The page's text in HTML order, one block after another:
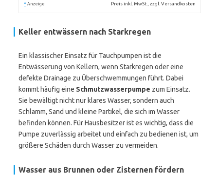
* Anzeige Preis inkl. MwSt., zzgl. Versandkosten
Keller entwässern nach Starkregen
Ein klassischer Einsatz für Tauchpumpen ist die
Entwässerung von Kellern, wenn Starkregen oder eine
defekte Drainage zu Überschwemmungen führt. Dabei
kommt häufig eine Schmutzwasserpumpe zum Einsatz.
Sie bewältigt nicht nur klares Wasser, sondern auch
Schlamm, Sand und kleine Partikel, die sich im Wasser
befinden können. Für Hausbesitzer ist es wichtig, dass die
Pumpe zuverlässig arbeitet und einfach zu bedienen ist, um
größere Schäden durch Wasser zu vermeiden.
Wasser aus Brunnen oder Zisternen fördern